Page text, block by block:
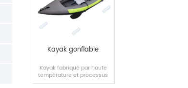
Kayak gonflable
Kayak fabriqué par haute
température et processus
de couture.